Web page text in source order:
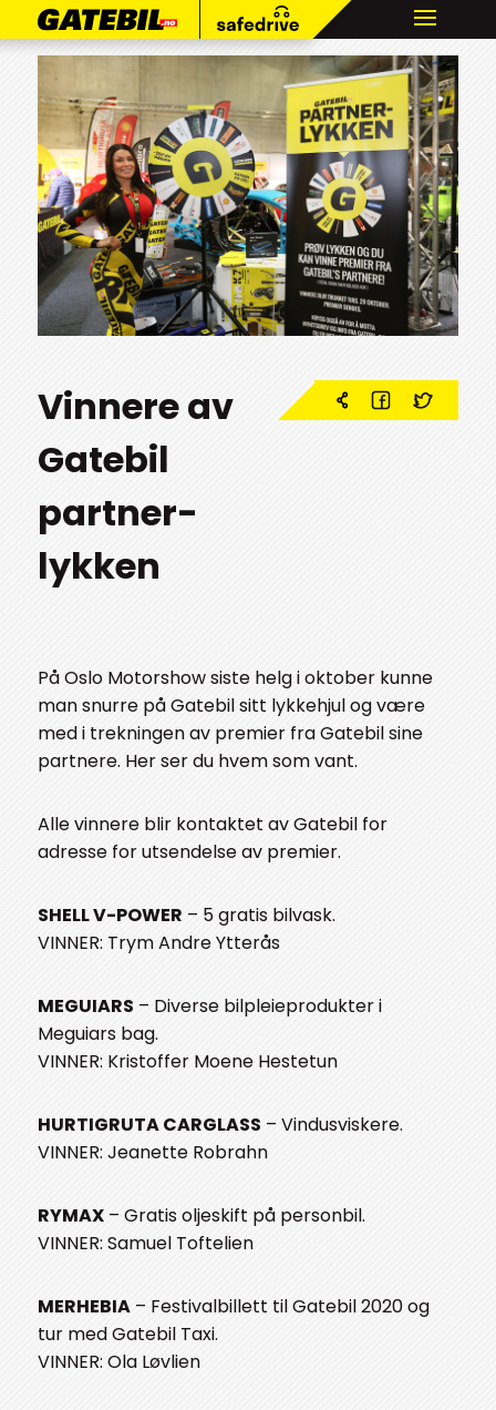
Vinnere av
Gatebil
partner-
lykken
På Oslo Motorshow siste helg i oktober kunne
man snurre på Gatebil sitt lykkehjul og være
med i trekningen av premier fra Gatebil sine
partnere. Her ser du hvem som vant.
Alle vinnere blir kontaktet av Gatebil for
adresse for utsendelse av premier.
SHELL V-POWER – 5 gratis bilvask.
VINNER: Trym Andre Ytterås
MEGUIARS – Diverse bilpleieprodukter i
Meguiars bag.
VINNER: Kristoffer Moene Hestetun
HURTIGRUTA CARGLASS – Vindusviskere.
VINNER: Jeanette Robrahn
RYMAX – Gratis oljeskift på personbil.
VINNER: Samuel Toftelien
MERHEBIA – Festivalbillett til Gatebil 2020 og
tur med Gatebil Taxi.
VINNER: Ola Løvlien